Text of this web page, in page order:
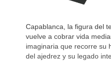
Capablanca, la figura del
vuelve a cobrar vida
imaginaria que recorre su
del ajedrez y su legado